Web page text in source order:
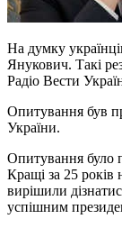
На думку
Янукович. Такі
Радіо Вести
Опитування був
України.
Опитування було
Кращі за 25 років
вирішили
успішним